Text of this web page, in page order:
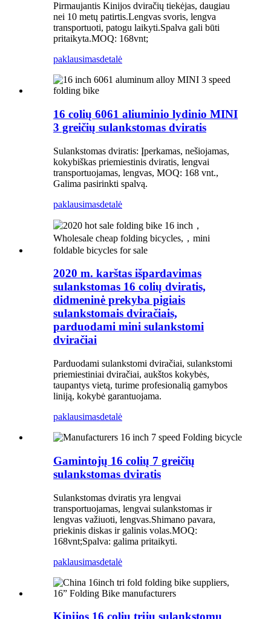
Pirmaujantis Kinijos dviračių tiekėjas, daugiau
nei 10 metų patirtis.Lengvas svoris, lengva
transportuoti, patogu laikyti.Spalva gali būti
pritaikyta.MOQ: 168vnt;
paklausimasdetalė
16 colių 6061 aliuminio lydinio MINI
3 greičių sulankstomas dviratis
Sulankstomas dviratis: Įperkamas, nešiojamas,
kokybiškas priemiestinis dviratis, lengvai
transportuojamas, lengvas, MOQ: 168 vnt.,
Galima pasirinkti spalvą.
paklausimasdetalė
2020 m. karštas išpardavimas
sulankstomas 16 colių dviratis,
didmeninė prekyba pigiais
sulankstomais dviračiais,
parduodami mini sulankstomi
dviračiai
Parduodami sulankstomi dviračiai, sulankstomi
priemiestiniai dviračiai, aukštos kokybės,
taupantys vietą, turime profesionalią gamybos
liniją, kokybė garantuojama.
paklausimasdetalė
Gamintojų 16 colių 7 greičių
sulankstomas dviratis
Sulankstomas dviratis yra lengvai
transportuojamas, lengvai sulankstomas ir
lengvas važiuoti, lengvas.Shimano pavara,
priekinis diskas ir galinis volas.MOQ:
168vnt;Spalva: galima pritaikyti.
paklausimasdetalė